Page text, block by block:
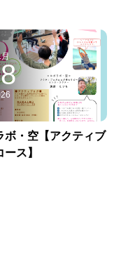
ボ・空【アクティブ
ース】